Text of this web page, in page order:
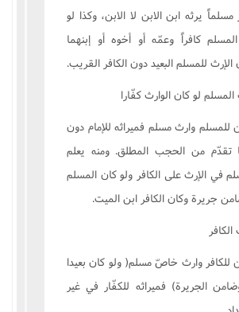
مسلماً يرثه ابن الابن لا الابن، وکذا لو
کافراً وعمّه أو أخوه أو إبنهما
للمسلم البعيد دون الکافر القريب.
المسلم لو کان الوارث کفّارا
للمسلم وارث مسلم فميراثه للإمام دون
تقدّم من الحجب المطلق. ومنه يعلم
في الإرث على الکافر ولو کان المسلم
جريرة وکان الکافر ابن الميت.
للکافر وارث خاصّ مسلم( ولو کان بعيدا
الجريرة) فميراثه للکفّار في غير